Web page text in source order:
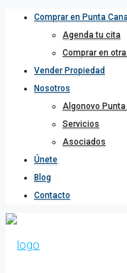
Comprar en Punta
Agenda tu cita
Comprar en
Vender Propiedad
Nosotros
Algonovo Punta
Servicios
Asociados
Únete
Blog
Contacto